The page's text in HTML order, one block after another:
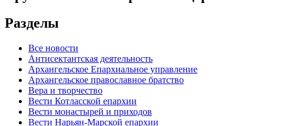
Разделы
Все новости
Антисектантская деятельность
Архангельское Епархиальное управление
Архангельское православное братство
Вера и творчество
Вести Котласской епархии
Вести монастырей и приходов
Вести Нарьян-Марской епархии